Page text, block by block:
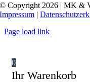
© Copyright 2026 | MK &
Impressum |
Page load link
0
Ihr Warenkorb